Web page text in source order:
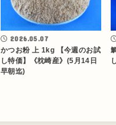
2026.05.07
かつお粉 上 1kg 【今週のお試
し特価】《枕崎産》(5月14日
早朝迄)